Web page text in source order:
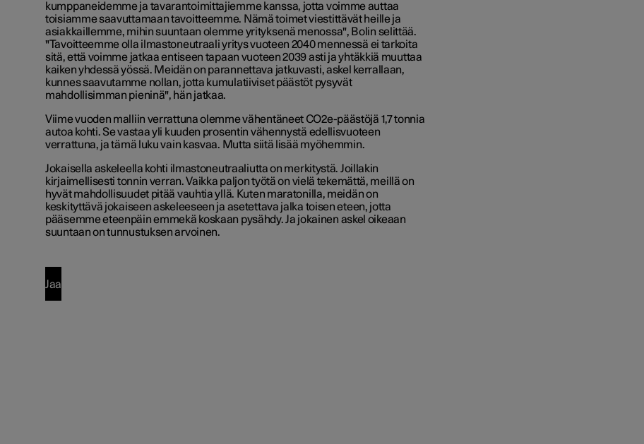
kumppaneidemme ja tavarantoimittajiemme kanssa, jotta voimme auttaa
toisiamme saavuttamaan tavoitteemme. Nämä toimet viestittävät heille ja
asiakkaillemme, mihin suuntaan olemme yrityksenä menossa", Bolin selittää.
"Tavoitteemme olla ilmastoneutraali yritys vuoteen 2040 mennessä ei tarkoita
sitä, että voimme jatkaa entiseen tapaan vuoteen 2039 asti ja yhtäkkiä muuttaa
kaiken yhdessä yössä. Meidän on parannettava jatkuvasti, askel kerrallaan,
kunnes saavutamme nollan, jotta kumulatiiviset päästöt pysyvät
mahdollisimman pieninä", hän jatkaa.
Viime vuoden malliin verrattuna olemme vähentäneet CO2e-päästöjä 1,7 tonnia
autoa kohti. Se vastaa yli kuuden prosentin vähennystä edellisvuoteen
verrattuna, ja tämä luku vain kasvaa. Mutta siitä lisää myöhemmin.
Jokaisella askeleella kohti ilmastoneutraaliutta on merkitystä. Joillakin
kirjaimellisesti tonnin verran. Vaikka paljon työtä on vielä tekemättä, meillä on
hyvät mahdollisuudet pitää vauhtia yllä. Kuten maratonilla, meidän on
keskityttävä jokaiseen askeleeseen ja asetettava jalka toisen eteen, jotta
pääsemme eteenpäin emmekä koskaan pysähdy. Ja jokainen askel oikeaan
suuntaan on tunnustuksen arvoinen.
Jaa